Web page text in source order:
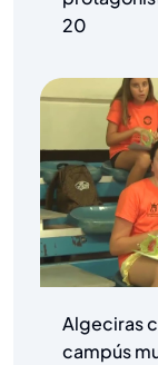
20
Algeciras
campús